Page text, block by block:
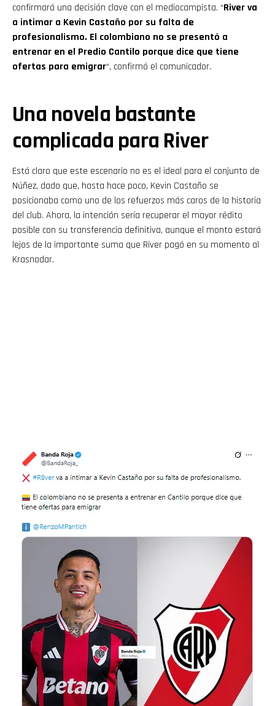
confirmará una decisión clave con el mediocampista. “River va
a intimar a Kevin Castaño por su falta de
profesionalismo. El colombiano no se presentó a
entrenar en el Predio Cantilo porque dice que tiene
ofertas para emigrar“, confirmó el comunicador.
Una novela bastante
complicada para River
Está claro que este escenario no es el ideal para el conjunto de
Núñez, dado que, hasta hace poco, Kevin Castaño se
posicionaba como uno de los refuerzos más caros de la historia
del club. Ahora, la intención sería recuperar el mayor rédito
posible con su transferencia definitiva, aunque el monto estará
lejos de la importante suma que River pagó en su momento al
Krasnodar.